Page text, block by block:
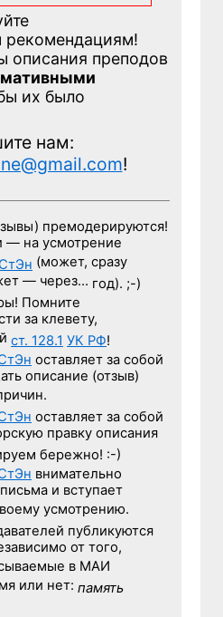
описания преподов
их было
нам:
!
премодерируются!
— на усмотрение
СтЭн (может, сразу
— через… год). ;-)
Помните
за клевету,
ст. 128.1 УК РФ!
оставляет за собой
описание (отзыв)
оставляет за собой
правку описания
бережно! :-)
внимательно
и вступает
усмотрению.
публикуются
от того,
в МАИ
или нет: память